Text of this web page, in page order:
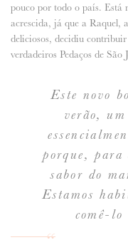
pouco por todo o país. Está
acrescida, já que a Raquel,
deliciosos, decidiu
verdadeiros Pedaços de São
Este novo
verão,
porque,
sabor do
Estamos
comê-